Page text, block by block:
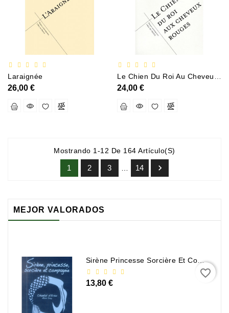
Laraignée
26,00 €
Le Chien Du Roi Au Cheveux Rouges
24,00 €
Mostrando 1-12 De 164 Artículo(s)
1 2 3 … 14 
MEJOR VALORADOS
Sirène Princesse Sorcière Et Compagnie
13,80 €
favorite_border